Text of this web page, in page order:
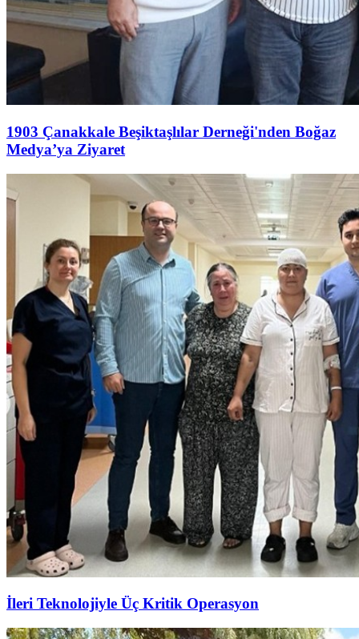
1903 Çanakkale Beşiktaşlılar Derneği'nden Boğaz
Medya’ya Ziyaret
İleri Teknolojiyle Üç Kritik Operasyon